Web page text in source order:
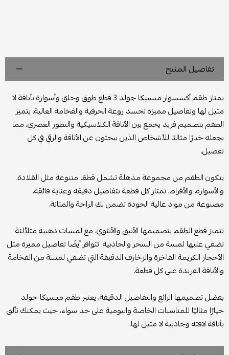
تفاصيل المنتج
يمتاز طقم أكسسوار ميسيكا جولد 3 قطع طوق وحلق وأسوارة بأناقة لا
مثيل لها وتفاصيل مميزة تجسد روعة الحرفية والفخامة العالية. يتميز
الطقم بتصميم فريد يجمع بين الأناقة الكلاسيكية والتطور العصري، مما
يجعله خيارًا مثاليًا للأشخاص الذين يبحثون عن الأناقة والرقي في كل
تفصيل.
يتكون الطقم من مجموعة مذهلة تشمل قطعًا متنوعة مثل القلادة،
والأسوارة، والأقراط، تمتاز كل قطعة بتفاصيل دقيقة وعناية فائقة،
مصنوعة من مواد عالية الجودة تضمن لك الراحة والمتانة.
تتميز قطع الطقم بتصميمها الأنيق والأنثوي، مع لمسات ذهبية متلألئة
تضفي عليها لمسة من السحر والجاذبية. تتوافر أيضًا تفاصيل مميزة مثل
الأحجار الكريمة الفاخرة والزخارف الدقيقة التي تضفي لمسة من الفخامة
والأناقة الفريدة على كل قطعة.
بفضل تصميمها الرائع والتفاصيل الدقيقة، يعتبر طقم ميسيكا جولد
خيارًا مثاليًا للمناسبات الخاصة واليومية على حد سواء، حيث يمكنك تألق
بأناقة لافتة وجاذبية لا مثيل لها.